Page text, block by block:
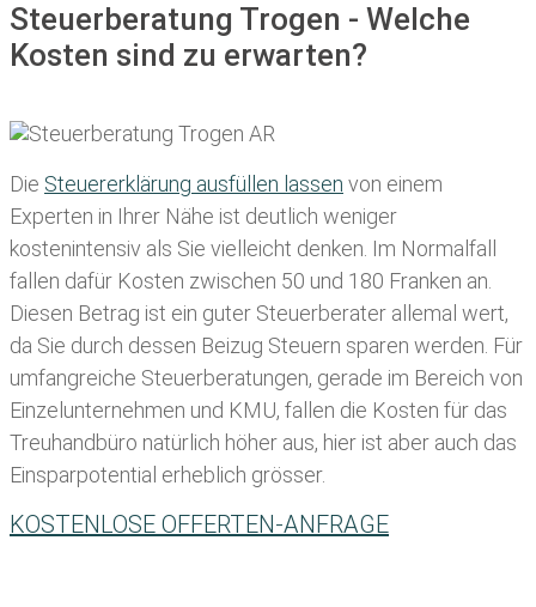
Steuerberatung Trogen - Welche
Kosten sind zu erwarten?
Die Steuererklärung ausfüllen lassen von einem
Experten in Ihrer Nähe ist deutlich weniger
kostenintensiv als Sie vielleicht denken. Im Normalfall
fallen dafür Kosten zwischen 50 und 180 Franken an.
Diesen Betrag ist ein guter Steuerberater allemal wert,
da Sie durch dessen Beizug Steuern sparen werden. Für
umfangreiche Steuerberatungen, gerade im Bereich von
Einzelunternehmen und KMU, fallen die Kosten für das
Treuhandbüro natürlich höher aus, hier ist aber auch das
Einsparpotential erheblich grösser.
KOSTENLOSE OFFERTEN-ANFRAGE